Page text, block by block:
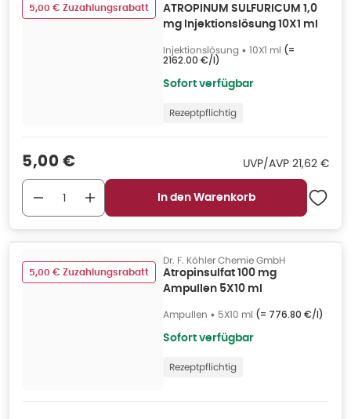
5,00 € Zuzahlungsrabatt
ATROPINUM SULFURICUM 1,0
mg Injektionslösung 10X1 ml
Injektionslösung • 10X1 ml (=
2162.00 €/l)
Sofort verfügbar
Rezeptpflichtig
Verkaufspreis
5,00 € UVP/AVP UVP/AVP
21,62 €
In den Warenkorb
5,00 € Zuzahlungsrabatt
Dr. F. Köhler Chemie GmbH
Atropinsulfat 100 mg
Ampullen 5X10 ml
Ampullen • 5X10 ml (= 776.80 €/l)
Sofort verfügbar
Rezeptpflichtig